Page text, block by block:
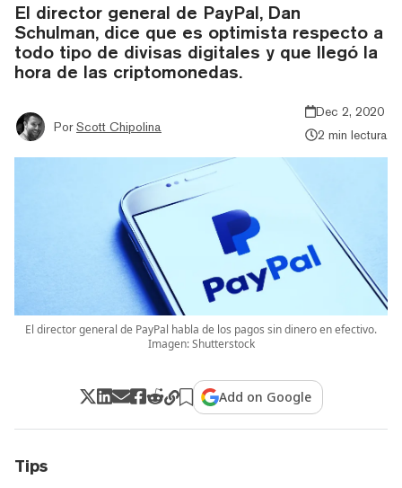
El director general de PayPal, Dan
Schulman, dice que es optimista respecto a
todo tipo de divisas digitales y que llegó la
hora de las criptomonedas.
Por Scott Chipolina
Dec 2, 2020
2 min lectura
El director general de PayPal habla de los pagos sin dinero en efectivo.
Imagen: Shutterstock
Add on Google
Tips